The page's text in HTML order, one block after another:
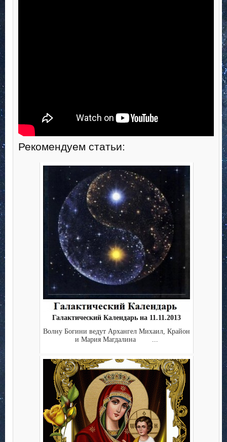
Рекомендуем статьи:
Галактический Календарь на 11.11.2013
Волну Богини ведут Архангел Михаил, Крайон
и Мария Магдалина ...